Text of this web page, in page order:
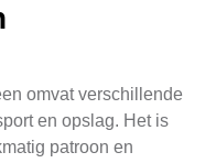
omvat verschillende
en opslag. Het is
patroon en